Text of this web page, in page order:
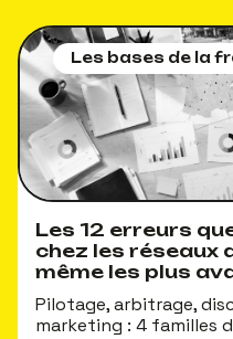
Les bases de la
Les 12 erreurs
chez les réseaux
même les plus
Pilotage, arbitrage,
marketing : 4 familles